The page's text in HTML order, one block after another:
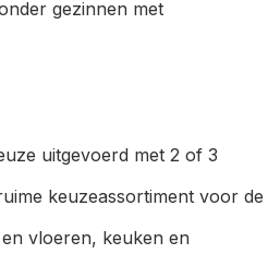
gezinnen met
uitgevoerd met 2 of 3
keuzeassortiment voor de
vloeren, keuken en